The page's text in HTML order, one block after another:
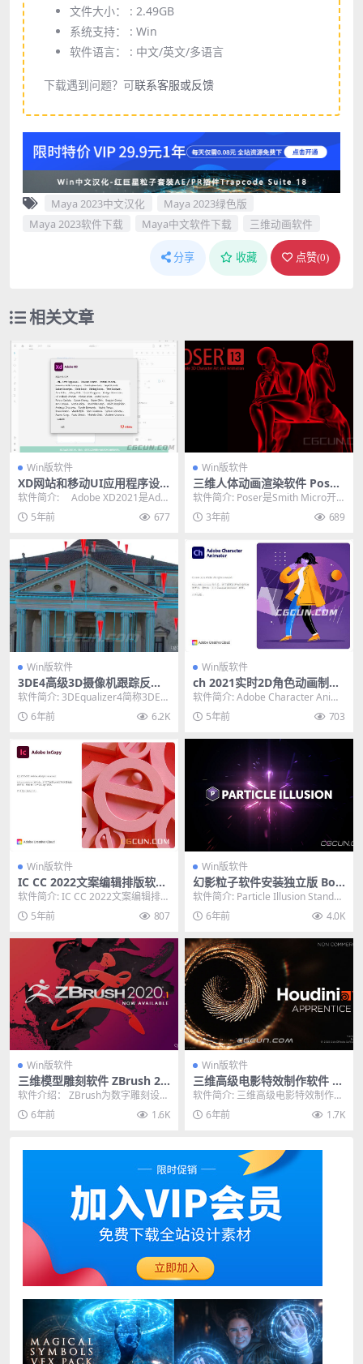
文件大小： : 2.49GB
系统支持： : Win
软件语言： : 中文/英文/多语言
下载遇到问题？可联系客服或反馈
Maya 2023中文汉化
Maya 2023绿色版
Maya 2023软件下载
Maya中文软件下载 三维动画软件
分享 收藏 点赞(0)
相关文章
Win版软件
XD网站和移动UI应用程序设
计 Adobe XD V34 Win中英文
破解版
软件简介: Adobe XD2021是Ado
be公司发布的一站式UX/UI设计...
5年前 677
Win版软件
三维人体动画渲染软件 Poser
Pro V13.0.287 Win绿色版
软件简介: Poser是Smith Micro开
发的人体三维动画制作软件，被誉
为...3年前 689
Win版软件
3DE4高级3D摄像机跟踪反求
软件 3DEqualizer 4 R5b3 WI
N破解版
软件简介: 3DEqualizer4简称3DE
4，新版本在3D计算内核设计构成
方...6年前 6.2K
Win版软件
ch 2021实时2D角色动画制作
软件 Character Animator 2
021 Win中英文破解版
软件简介: Adobe Character Anima
tor是adobe公司推出...
5年前 703
Win版软件
IC CC 2022文案编辑排版软件
Adobe InCopy 2022 (17.0.0.
096)
软件简介: IC CC 2022文案编辑排版
软件 Adobe InCopy 20...
5年前 807
Win版软件
幻影粒子软件安装独立版 Bori
s Particle Illusion 2020.5 St
andalone 13.5.1
软件简介: Particle Illusion Standal
one是一款Bor...
6年前 4.0K
Win版软件
三维模型雕刻软件 ZBrush 20
20.1 Win英文/中文破解版 免
费下载
软件介绍： ZBrush为数字雕刻设定
了行业标准。 它的功能使您可以使
用可自定义...
6年前 1.6K
Win版软件
三维高级电影特效制作软件 Si
deFX Houdini FX 18.0.287
Win破解版
软件简介: 三维高级电影特效制作软
件 SideFX Houdini FX 18....
6年前 1.7K